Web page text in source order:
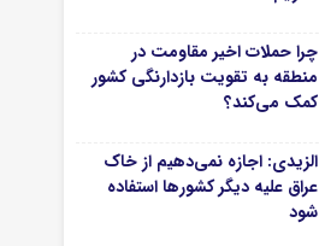
چرا حملات اخیر مقاومت در
منطقه به تقویت بازدارنگی کشور
کمک می‌کند؟
الزیدی: اجازه نمی‌دهیم از خاک
عراق علیه دیگر کشورها استفاده
شود